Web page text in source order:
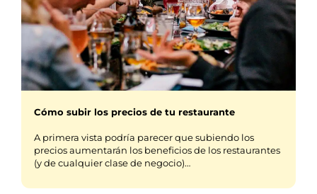
Cómo subir los precios de tu restaurante
A primera vista podría parecer que subiendo los
precios aumentarán los beneficios de los restaurantes
(y de cualquier clase de negocio)…